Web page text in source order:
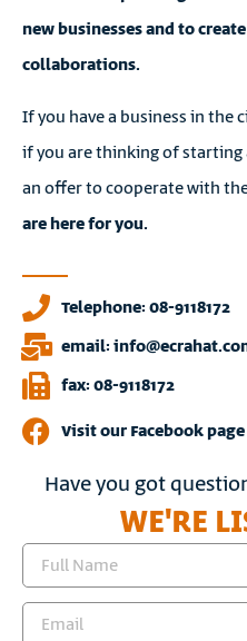
new businesses and to
collaborations.
If you have a business in the
if you are thinking of starting
an offer to cooperate with
are here for you.
Telephone: 08-9118172
email:
fax: 08-9118172
Visit our Facebook page
Have you got
WE'RE